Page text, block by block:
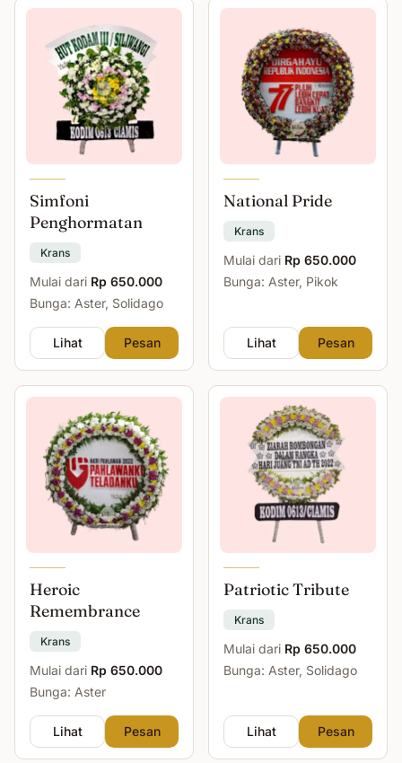
Simfoni
Penghormatan
Krans
Mulai dari Rp 650.000
Bunga: Aster, Solidago
Lihat Pesan
National Pride
Krans
Mulai dari Rp 650.000
Bunga: Aster, Pikok
Lihat Pesan
Heroic
Remembrance
Krans
Mulai dari Rp 650.000
Bunga: Aster
Lihat Pesan
Patriotic Tribute
Krans
Mulai dari Rp 650.000
Bunga: Aster, Solidago
Lihat Pesan